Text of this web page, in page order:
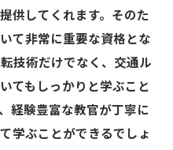
供してくれます。そのた
て非常に重要な資格とな
技術だけでなく、交通ル
てもしっかりと学ぶこと
経験豊富な教官が丁寧に
学ぶことができるでしょ